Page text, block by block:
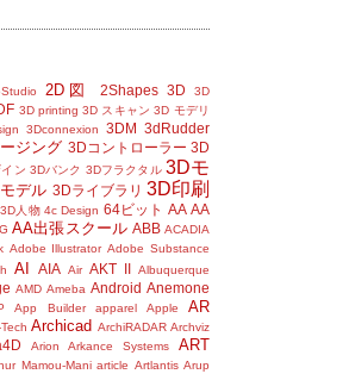
2D図 2Shapes 3D 3D
3D printing 3D スキャン 3D モデリ
3Dconnexion 3DM 3dRudder
ジング 3Dコントローラー 3D
ン 3Dバンク 3Dフラクタル 3Dモ
デル 3Dライブラリ 3D印刷
3D人物 4c Design 64ビット AA AA
AA出張スクール ABB ACADIA
Adobe Illustrator Adobe Substance
AI AIA Air AKT II Albuquerque
AMD Ameba Android Anemone
App Builder apparel Apple AR
Archicad ArchiRADAR Archviz
Arion Arkance Systems ART
Mamou-Mani article Artlantis Arup